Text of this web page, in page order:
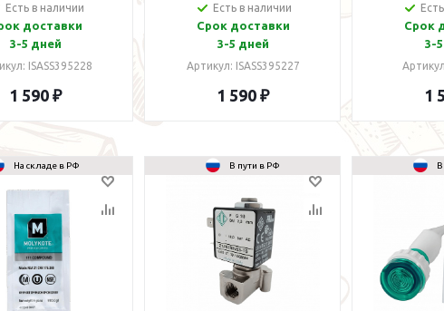
группы
E61
Есть в наличии
доставки
3-5 дней
ISASS395228
1 590 ₽
группы верхний
Есть в наличии
Срок доставки
3-5 дней
Артикул: ISASS395227
1 590 ₽
Срок
3-
1
На складе в РФ В пути в РФ